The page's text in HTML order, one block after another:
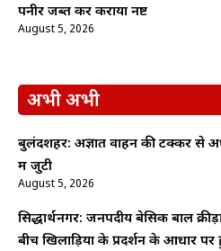
पनीर जब्त कर कराया नष्ट
August 5, 2026
अभी अभी
बुलंदशहर: अज्ञात वाहन की टक्कर से
में जुटी
August 5, 2026
सिद्धार्थनगर: जनपदीय बेसिक बाल
बीच खिलाड़ियों के प्रदर्शन के आधार